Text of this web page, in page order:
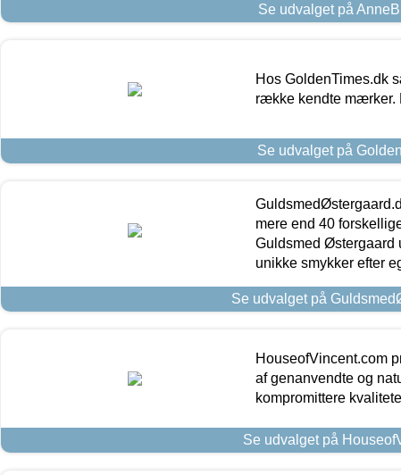
Se udvalget på
Hos GoldenTimes.dk
række kendte mærker.
Se udvalget på
mere end 40
Guldsmed Østergaard
unikke smykker efter
Se udvalget på
HouseofVincent.com
af genanvendte og
kompromittere
Se udvalget på